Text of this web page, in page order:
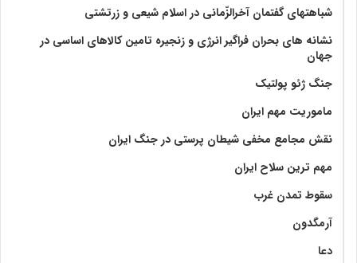
شباهتهای گفتمان آخر‌الزّمانی در اسلام شیعی و زرتشتی
نشانه های بحران فراگیر انرژی و زنجیره تامین کالاهای اساسی در
جهان
جنگ ژئو پولتیک
ماموریت مهم ایران
نقش مجامع مخفی شیطان پرستی در جنگ ایران
مهم ترین سلاح ایران
سقوط تمدن غرب
آرمگدون
دعا